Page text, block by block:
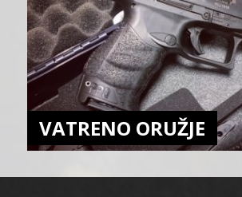
VATRENO ORUŽJE